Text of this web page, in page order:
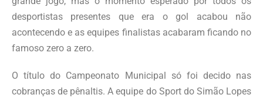
desportistas presentes que era o gol acabou não
acontecendo e as equipes finalistas acabaram ficando no
famoso zero a zero.
O título do Campeonato Municipal só foi decido nas
cobranças de pênaltis. A equipe do Sport do Simão Lopes